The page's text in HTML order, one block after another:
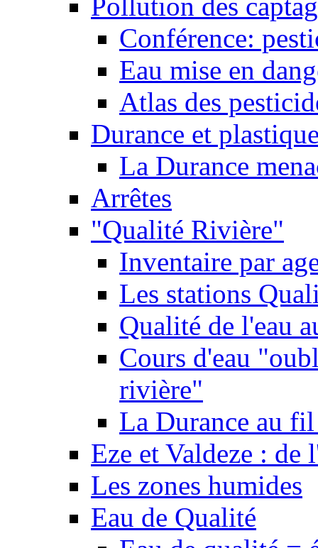
Pollution des
Conférence:
Eau mise en
Atlas des
Durance et
La Durance
Arrêtes
"Qualité Rivière"
Inventaire par
Les stations
Qualité de l'eau
Cours d'eau
rivière"
La Durance au
Eze et Valdeze : de
Les zones humides
Eau de Qualité